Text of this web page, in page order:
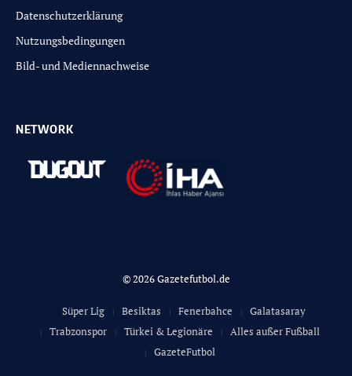
Datenschutzerklärung
Nutzungsbedingungen
Bild- und Mediennachweise
NETWORK
© 2026 Gazetefutbol.de
Süper Lig Besiktas Fenerbahce
Galatasaray
Trabzonspor
Türkei & Legionäre
Alles außer Fußball
GazeteFutbol